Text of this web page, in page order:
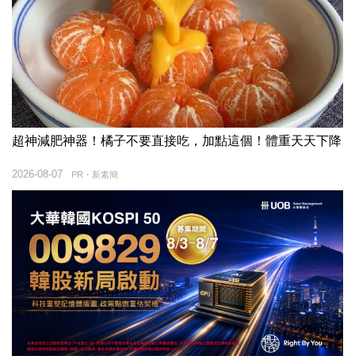
超神減肥神器！橘子不要直接吃，加點這個！體重天天下降
PR・新素簡
2026-08-07